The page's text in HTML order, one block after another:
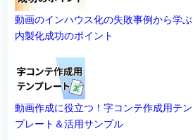
動画のインハウス化の失敗事例から学ぶ
内製化成功のポイント
動画作成に役立つ！字コンテ作成用テン
プレート＆活用サンプル